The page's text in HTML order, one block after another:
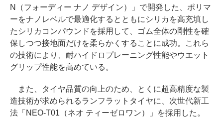
N（フォーディー ナノ デザイン）」で開発した、ポリマ
ーをナノレベルで最適化するとともにシリカを高充填し
たシリカコンパウンドを採用して、ゴム全体の剛性を確
保しつつ接地面だけを柔らかくすることに成功。これら
の技術により、耐ハイドロプレーニング性能やウエット
グリップ性能を高めている。
また、タイヤ品質の向上のため、とくに超高精度な製
造技術が求められるランフラットタイヤに、次世代新工
法「NEO-T01（ネオ ティーゼロワン）」を採用した。